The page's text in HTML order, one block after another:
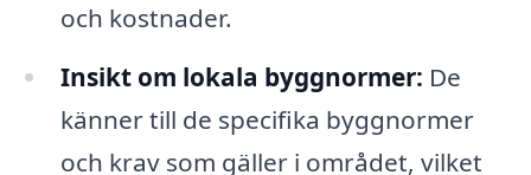
och kostnader.
Insikt om lokala byggnormer: De
känner till de specifika byggnormer
och krav som gäller i området, vilket